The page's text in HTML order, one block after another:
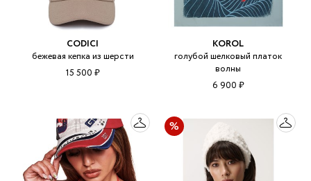
CODICI
бежевая кепка из шерсти
15 500 ₽
KOROL
голубой шелковый платок
волны
6 900 ₽